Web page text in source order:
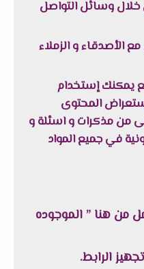
وسائل التواصل
الأصدقاء و الزملاء
يمكنك إستخدام
المحتوى
من مذكرات و اسئلة و
في جميع المواد
من هنا ” الموجوده
الرابط.